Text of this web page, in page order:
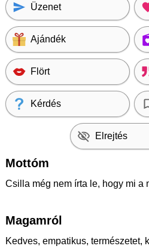
Üzenet
Ajándék
Flört
Kérdés
Elrejtés
Mottóm
Csilla még nem írta le, hogy mi a
Magamról
Kedves, empatikus, természetet,